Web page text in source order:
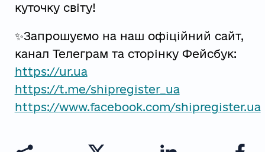
куточку світу!
✨Запрошуємо на наш офіційний сайт,
канал Телеграм та сторінку Фейсбук:
https://ur.ua
https://t.me/shipregister_ua
https://www.facebook.com/shipregister.ua